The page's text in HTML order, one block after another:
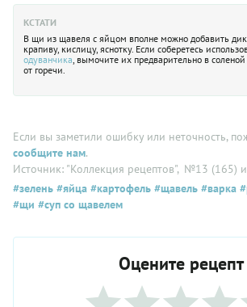
КСТАТИ
В щи из щавеля с яйцом вполне можно добавить
крапиву, кислицу, яснотку. Если соберетесь
одуванчика , вымочите их предварительно в
от горечи.
Если вы заметили ошибку или неточность,
сообщите нам.
Источник: "Коллекция рецептов", №13 (165)
#зелень #яйца #картофель #щавель #варка
#щи #суп со щавелем
Оцените рецепт